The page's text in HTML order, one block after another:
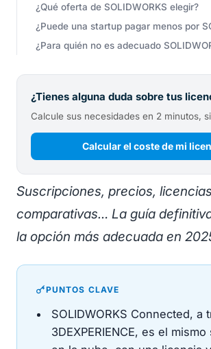
¿Qué oferta de SOLIDWORKS elegir?
¿Puede una startup pagar menos por
¿Para quién no es adecuado
¿Tienes alguna duda sobre tus
Calcule sus necesidades en 2 minutos,
Calcular el coste de mi
Suscripciones, precios,
comparativas… La guía
la opción más adecuada en
PUNTOS CLAVE
SOLIDWORKS Connected, a
3DEXPERIENCE, es el